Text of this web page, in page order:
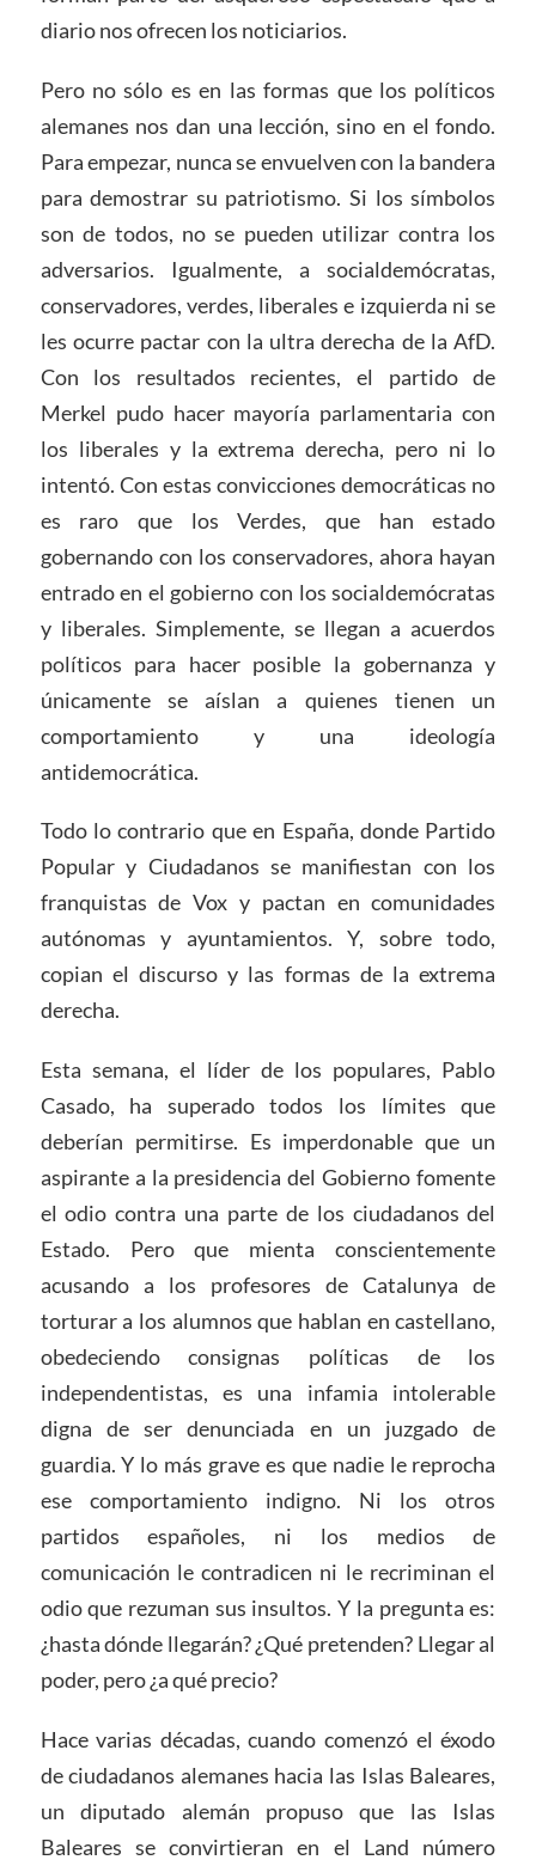
diario nos ofrecen los noticiarios.
Pero no sólo es en las formas que los políticos
alemanes nos dan una lección, sino en el fondo.
Para empezar, nunca se envuelven con la bandera
para demostrar su patriotismo. Si los símbolos
son de todos, no se pueden utilizar contra los
adversarios. Igualmente, a socialdemócratas,
conservadores, verdes, liberales e izquierda ni se
les ocurre pactar con la ultra derecha de la AfD.
Con los resultados recientes, el partido de
Merkel pudo hacer mayoría parlamentaria con
los liberales y la extrema derecha, pero ni lo
intentó. Con estas convicciones democráticas no
es raro que los Verdes, que han estado
gobernando con los conservadores, ahora hayan
entrado en el gobierno con los socialdemócratas
y liberales. Simplemente, se llegan a acuerdos
políticos para hacer posible la gobernanza y
únicamente se aíslan a quienes tienen un
comportamiento y una ideología
antidemocrática.
Todo lo contrario que en España, donde Partido
Popular y Ciudadanos se manifiestan con los
franquistas de Vox y pactan en comunidades
autónomas y ayuntamientos. Y, sobre todo,
copian el discurso y las formas de la extrema
derecha.
Esta semana, el líder de los populares, Pablo
Casado, ha superado todos los límites que
deberían permitirse. Es imperdonable que un
aspirante a la presidencia del Gobierno fomente
el odio contra una parte de los ciudadanos del
Estado. Pero que mienta conscientemente
acusando a los profesores de Catalunya de
torturar a los alumnos que hablan en castellano,
obedeciendo consignas políticas de los
independentistas, es una infamia intolerable
digna de ser denunciada en un juzgado de
guardia. Y lo más grave es que nadie le reprocha
ese comportamiento indigno. Ni los otros
partidos españoles, ni los medios de
comunicación le contradicen ni le recriminan el
odio que rezuman sus insultos. Y la pregunta es:
¿hasta dónde llegarán? ¿Qué pretenden? Llegar al
poder, pero ¿a qué precio?
Hace varias décadas, cuando comenzó el éxodo
de ciudadanos alemanes hacia las Islas Baleares,
un diputado alemán propuso que las Islas
Baleares se convirtieran en el Land número